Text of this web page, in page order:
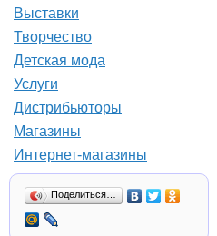
Выставки
Творчество
Детская мода
Услуги
Дистрибьюторы
Магазины
Интернет-магазины
Поделиться…